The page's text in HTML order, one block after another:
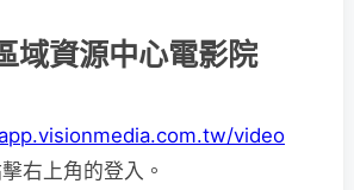
域資源中心電影院
video
右上角的登入。